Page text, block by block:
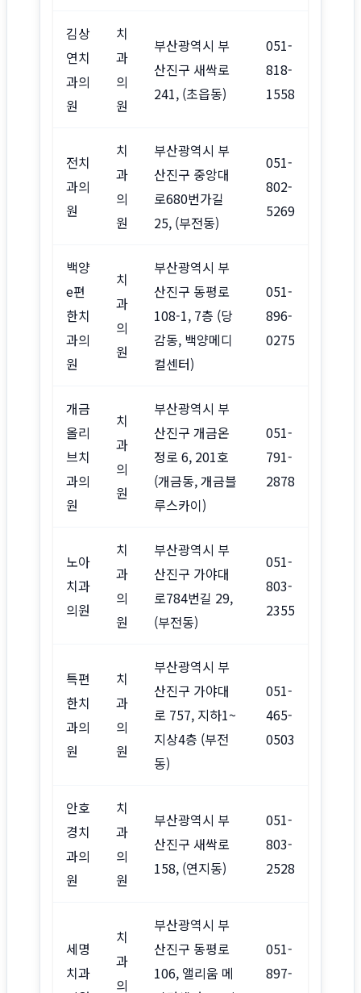
김상
연치
과의
원
치
과
의
원
부산광역시 부
산진구 새싹로
241, (초읍동)
051-
818-
1558
전치
과의
원
치
과
의
원
부산광역시 부
산진구 중앙대
로680번가길
25, (부전동)
051-
802-
5269
백양
e편
한치
과의
원
치
과
의
원
부산광역시 부
산진구 동평로
108-1, 7층 (당
감동, 백양메디
컬센터)
051-
896-
0275
개금
올리
브치
과의
원
치
과
의
원
부산광역시 부
산진구 개금온
정로 6, 201호
(개금동, 개금블
루스카이)
051-
791-
2878
노아
치과
의원
치
과
의
원
부산광역시 부
산진구 가야대
로784번길 29,
(부전동)
051-
803-
2355
특편
한치
과의
원
치
과
의
원
부산광역시 부
산진구 가야대
로 757, 지하1~
지상4층 (부전
동)
051-
465-
0503
안호
경치
과의
원
치
과
의
원
부산광역시 부
산진구 새싹로
158, (연지동)
051-
803-
2528
세명
치과
치
과
의
부산광역시 부
산진구 동평로
106, 앨리움 메
051-
897-